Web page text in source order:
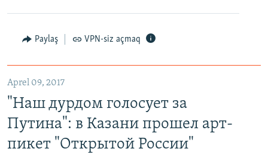
Paylaş VPN-siz açmaq
Aprel 09, 2017
"Наш дурдом голосует за
Путина": в Казани прошел арт-
пикет "Открытой России"